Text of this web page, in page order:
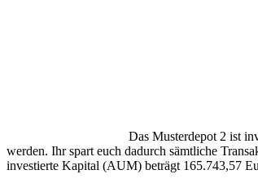
Das Musterdepot 2 ist
werden. Ihr spart euch dadurch sämtliche
investierte Kapital (AUM) beträgt 165.743,57